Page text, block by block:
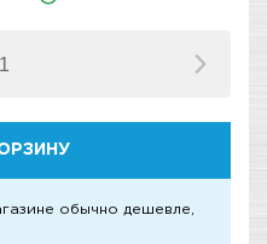
обычно дешевле,